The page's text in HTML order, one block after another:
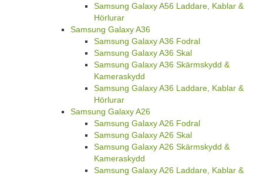
Samsung Galaxy A56 Laddare, Kablar &
Hörlurar
Samsung Galaxy A36
Samsung Galaxy A36 Fodral
Samsung Galaxy A36 Skal
Samsung Galaxy A36 Skärmskydd &
Kameraskydd
Samsung Galaxy A36 Laddare, Kablar &
Hörlurar
Samsung Galaxy A26
Samsung Galaxy A26 Fodral
Samsung Galaxy A26 Skal
Samsung Galaxy A26 Skärmskydd &
Kameraskydd
Samsung Galaxy A26 Laddare, Kablar &